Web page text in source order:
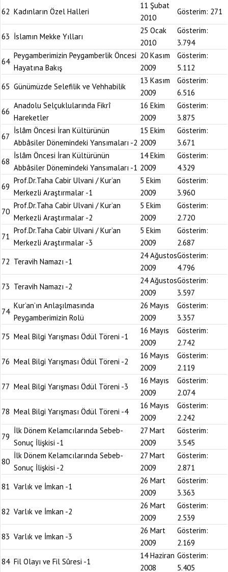
62 Kadınların Özel Halleri
11 Şubat
2010
Gösterim: 271
63 İslamın Mekke Yılları
25 Ocak
2010
Gösterim:
3.794
64
Peygamberimizin Peygamberlik Öncesi
Hayatına Bakış
20 Kasım
2009
Gösterim:
5.112
65 Günümüzde Selefilik ve Vehhabilik
13 Kasım
2009
Gösterim:
6.516
66
Anadolu Selçuklularında Fikrî
Hareketler
16 Ekim
2009
Gösterim:
3.875
67
İslâm Öncesi İran Kültürünün
Abbâsiler Dönemindeki Yansımaları -2
15 Ekim
2009
Gösterim:
3.671
68
İslâm Öncesi İran Kültürünün
Abbâsiler Dönemindeki Yansımaları -1
14 Ekim
2009
Gösterim:
4.329
69
Prof.Dr.Taha Cabir Ulvani / Kur’an
Merkezli Araştırmalar -1
5 Ekim
2009
Gösterim:
3.960
70
Prof.Dr.Taha Cabir Ulvani / Kur’an
Merkezli Araştırmalar -2
5 Ekim
2009
Gösterim:
2.720
71
Prof.Dr.Taha Cabir Ulvani / Kur’an
Merkezli Araştırmalar -3
5 Ekim
2009
Gösterim:
2.687
72 Teravih Namazı -1
24 Ağustos
2009
Gösterim:
4.796
73 Teravih Namazı -2
24 Ağustos
2009
Gösterim:
3.597
74
Kur’an’ın Anlaşılmasında
Peygamberimizin Rolü
26 Mayıs
2009
Gösterim:
3.357
75 Meal Bilgi Yarışması Ödül Töreni -1
16 Mayıs
2009
Gösterim:
2.742
76 Meal Bilgi Yarışması Ödül Töreni -2
16 Mayıs
2009
Gösterim:
2.119
77 Meal Bilgi Yarışması Ödül Töreni -3
16 Mayıs
2009
Gösterim:
2.074
78 Meal Bilgi Yarışması Ödül Töreni -4
16 Mayıs
2009
Gösterim:
2.242
79
İlk Dönem Kelamcılarında Sebeb-
Sonuç İlişkisi -1
27 Mart
2009
Gösterim:
3.545
80
İlk Dönem Kelamcılarında Sebeb-
Sonuç İlişkisi -2
27 Mart
2009
Gösterim:
2.871
81 Varlık ve İmkan -1
26 Mart
2009
Gösterim:
3.363
82 Varlık ve İmkan -2
26 Mart
2009
Gösterim:
2.539
83 Varlık ve İmkan -3
26 Mart
2009
Gösterim:
2.169
84 Fil Olayı ve Fil Sûresi -1
14 Haziran
2008
Gösterim:
5.405